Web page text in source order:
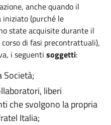
anche quando il
iniziato (purché le
state acquisite durante il
di fasi precontrattuali),
i seguenti soggetti:
Società;
liberi
che svolgono la propria
Italia;